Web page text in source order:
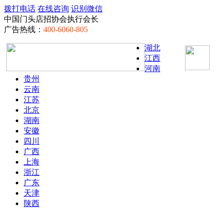
拨打电话 在线咨询 识别微信
中国门头店招协会执行会长
广告热线： 400-6060-805
湖北
江西
河南
贵州
云南
江苏
北京
湖南
安徽
四川
广西
上海
浙江
广东
天津
陕西